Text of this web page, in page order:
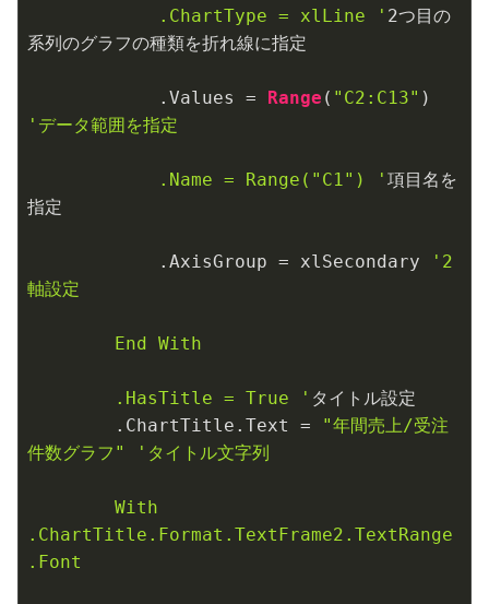
            .ChartType = xlLine '
2つ目の
系列のグラフの種類を折れ線に指定
            .Values =
Range ( "C2:C13"
'データ範囲を指定
            .Name = Range("C1") '
項目名を
指定
            .AxisGroup = xlSecondary
'2
軸設定
        .HasTitle = True '
タイトル設定
        .ChartTitle.Text =
"年間売上/受注
件数グラフ"
'タイトル文字列
.ChartTitle.Format.TextFrame2.TextRange
.Font